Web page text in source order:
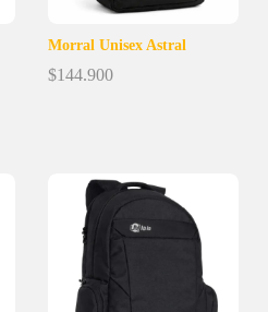
Morral Unisex Astral
$144.900